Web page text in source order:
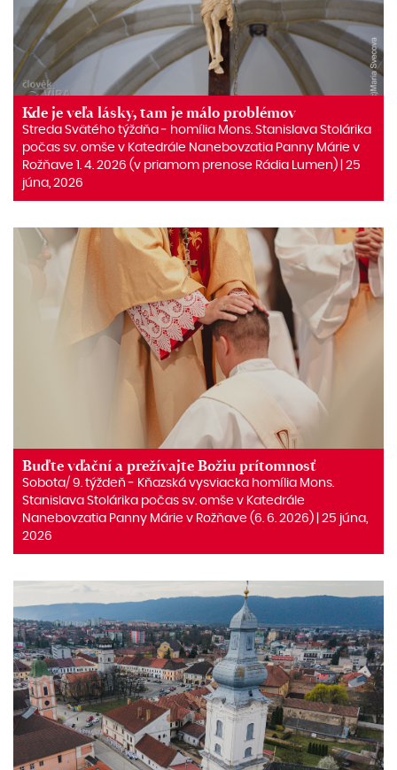
Kde je veľa lásky, tam je málo problémov
Streda Svätého týždňa ‒ homília Mons. Stanislava Stolárika
počas sv. omše v Katedrále Nanebovzatia Panny Márie v
Rožňave 1. 4. 2026 (v priamom prenose Rádia Lumen) | 25
júna, 2026
Buďte vďační a prežívajte Božiu prítomnosť
Sobota/ 9. týždeň ‒ Kňazská vysviacka homília Mons.
Stanislava Stolárika počas sv. omše v Katedrále
Nanebovzatia Panny Márie v Rožňave (6. 6. 2026) | 25 júna,
2026